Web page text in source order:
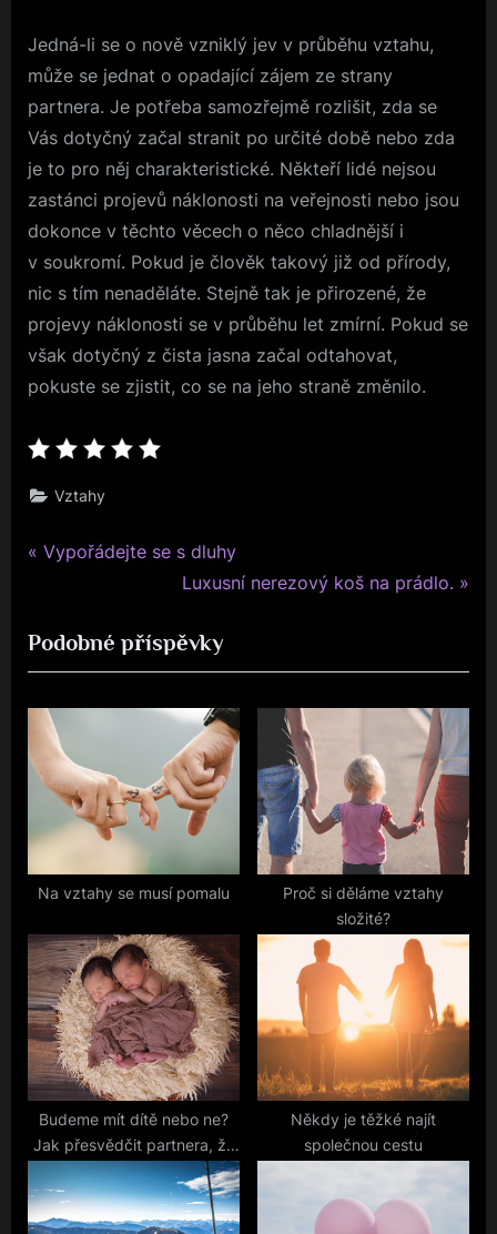
Jedná-li se o nově vzniklý jev v průběhu vztahu,
může se jednat o opadající zájem ze strany
partnera. Je potřeba samozřejmě rozlišit, zda se
Vás dotyčný začal stranit po určité době nebo zda
je to pro něj charakteristické. Někteří lidé nejsou
zastánci projevů náklonosti na veřejnosti nebo jsou
dokonce v těchto věcech o něco chladnější i
v soukromí. Pokud je člověk takový již od přírody,
nic s tím nenaděláte. Stejně tak je přirozené, že
projevy náklonosti se v průběhu let zmírní. Pokud se
však dotyčný z čista jasna začal odtahovat,
pokuste se zjistit, co se na jeho straně změnilo.
Vztahy
Navigace
příspěvek
P
v
i
o
u
P
o
t
Vypořádejte se s dluhy
N
x
t
P
o
s
t
Luxusní nerezový koš na prádlo.
Podobné příspěvky
Na vztahy se musí pomalu
Proč si děláme vztahy
složité?
Budeme mít dítě nebo ne?
Jak přesvědčit partnera, že
je na dítě vhodná doba?
Někdy je těžké najít
společnou cestu